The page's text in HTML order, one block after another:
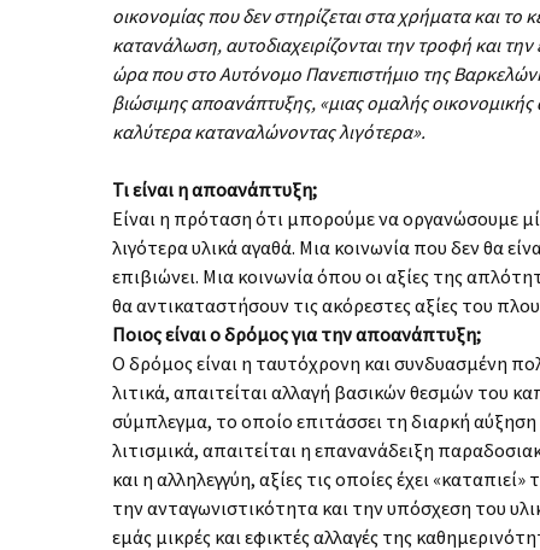
οικονομίας που δεν στηρίζεται στα χρήματα και το
κατανάλωση, αυτοδιαχειρίζονται την τροφή και
ώρα που στο Αυτόνομο Πανεπιστήμιο της
βιώσιμης αποανάπτυξης, «μιας ομαλής
καλύτερα καταναλώνοντας λιγότερα».
Τιείναι ηαποανάπτυξη;
Είναι η πρόταση ότι μπορούμε να οργανώσουμε
λιγότερα υλικά αγαθά. Μια κοινωνία που δεν θα
επιβιώνει. Μια κοινωνία όπου οι αξίες της
θα αντικαταστήσουν τις ακόρεστες αξίες του
Ποιος είναι ο δρόμος για την αποανάπτυξη;
Ο δρόμος είναι η ταυτόχρονη και συνδυασμένη
λιτικά, απαιτείται αλλαγή βασικών θεσμών του
σύμπλεγμα, το οποίο επιτάσσει τη διαρκή
λιτισμικά, απαιτείται η επανανάδειξη
και η αλληλεγγύη, αξίες τις οποίες έχει
την ανταγωνιστικότητα και την υπόσχεση του
εμάς μικρές και εφικτές αλλαγές της